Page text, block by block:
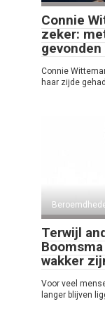
Connie
zeker:
Connie
haar zijde gehad,
Terwijl
wakker
Voor veel
langer blijven